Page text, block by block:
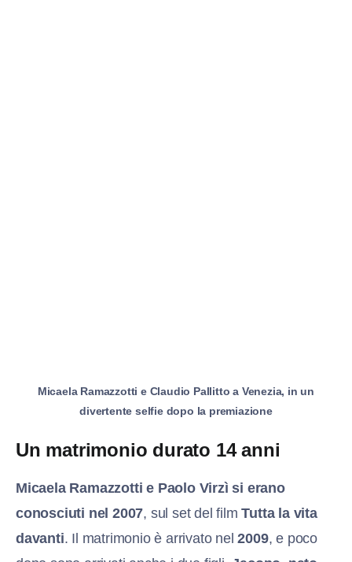
Micaela Ramazzotti e Claudio Pallitto a Venezia, in un
divertente selfie dopo la premiazione
Un matrimonio durato 14 anni
Micaela Ramazzotti e Paolo Virzì si erano
conosciuti nel 2007, sul set del filmTutta la vita
davanti. Il matrimonio è arrivato nel2009, e poco